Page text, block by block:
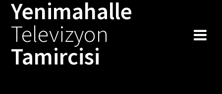
Skip
to
Yenimahalle
Televizyon
Tamircisi